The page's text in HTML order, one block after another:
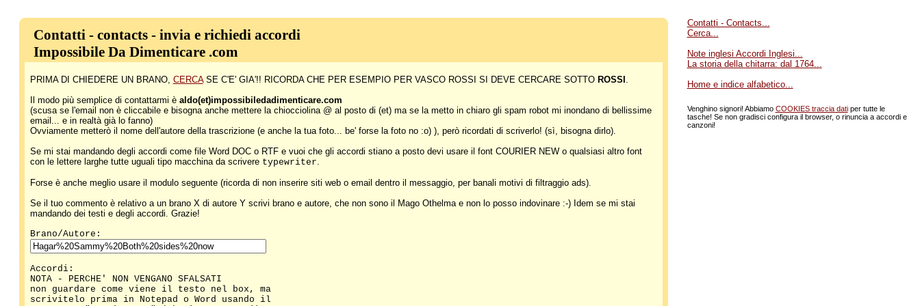
Contatti - contacts - invia e richiedi accordi
Impossibile Da Dimenticare .com
PRIMA DI CHIEDERE UN BRANO, CERCASE C'E' GIA'!! RICORDA CHE PER ESEMPIO PER VASCO ROSSI SI DEVE CERCARE SOTTO ROSSI .
Il modo più semplice di contattarmi è aldo(et)impossibiledadimenticare.com
(scusa se l'email non è cliccabile e bisogna anche mettere la chiocciolina @ al posto di (et) ma se la metto in chiaro gli spam robot mi inondano di bellissime
email... e in realtà già lo fanno)
Ovviamente metterò il nome dell'autore della trascrizione (e anche la tua foto... be' forse la foto no :o) ), però ricordati di scriverlo! (sì, bisogna dirlo).
Se mi stai mandando degli accordi come file Word DOC o RTF e vuoi che gli accordi stiano a posto devi usare il font COURIER NEW o qualsiasi altro font
con le lettere larghe tutte uguali tipo macchina da scrivere typewriter.
Forse è anche meglio usare il modulo seguente (ricorda di non inserire siti web o email dentro il messaggio, per banali motivi di filtraggio ads).
Se il tuo commento è relativo a un brano X di autore Y scrivi brano e autore, che non sono il Mago Othelma e non lo posso indovinare :-) Idem se mi stai
mandando dei testi e degli accordi. Grazie!
Brano/Autore:
Accordi:
NOTA - PERCHE' NON VENGANO SFALSATI
non guardare come viene il testo nel box, ma
scrivitelo prima in Notepad o Word usando il
Contatti - Contacts...
Cerca...
Note inglesi Accordi Inglesi...
La storia della chitarra: dal 1764...
Home e indice alfabetico...
Venghino signori! Abbiamo COOKIES traccia datiper tutte le
tasche! Se non gradisci configura il browser, o rinuncia a accordi e
canzoni!